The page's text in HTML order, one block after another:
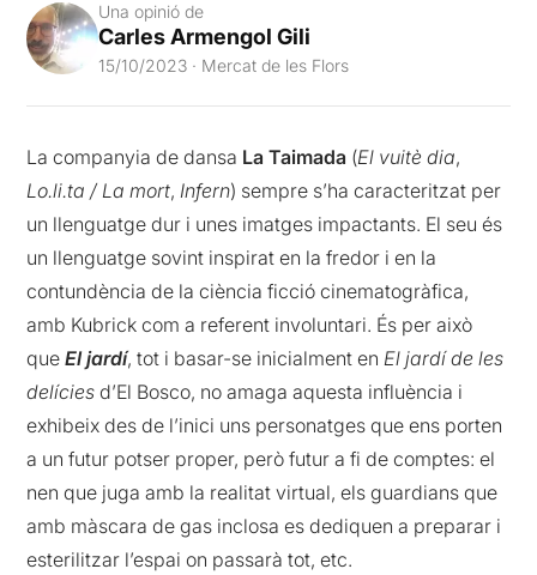
Una opinió de
Carles Armengol Gili
15/10/2023 · Mercat de les Flors
La companyia de dansa La Taimada (El vuitè dia,
Lo.li.ta / La mort,Infern) sempre s’ha caracteritzat per
un llenguatge dur i unes imatges impactants. El seu és
un llenguatge sovint inspirat en la fredor i en la
contundència de la ciència ficció cinematogràfica,
amb Kubrick com a referent involuntari. És per això
queEl jardí, tot i basar-se inicialment enEl jardí de les
delícies d’El Bosco, no amaga aquesta influència i
exhibeix des de l’inici uns personatges que ens porten
a un futur potser proper, però futur a fi de comptes: el
nen que juga amb la realitat virtual, els guardians que
amb màscara de gas inclosa es dediquen a preparar i
esterilitzar l’espai on passarà tot, etc.